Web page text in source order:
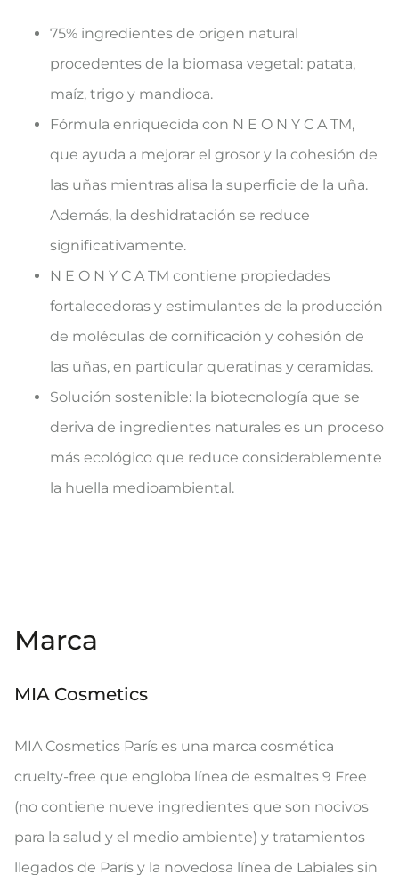
75% ingredientes de origen natural
procedentes de la biomasa vegetal: patata,
maíz, trigo y mandioca.
Fórmula enriquecida con N E O N Y C A TM,
que ayuda a mejorar el grosor y la cohesión de
las uñas mientras alisa la superficie de la uña.
Además, la deshidratación se reduce
significativamente.
N E O N Y C A TM contiene propiedades
fortalecedoras y estimulantes de la producción
de moléculas de cornificación y cohesión de
las uñas, en particular queratinas y ceramidas.
Solución sostenible: la biotecnología que se
deriva de ingredientes naturales es un proceso
más ecológico que reduce considerablemente
la huella medioambiental.
Marca
MIA Cosmetics
MIA Cosmetics París es una marca cosmética
cruelty-free que engloba línea de esmaltes 9 Free
(no contiene nueve ingredientes que son nocivos
para la salud y el medio ambiente) y tratamientos
llegados de París y la novedosa línea de Labiales sin